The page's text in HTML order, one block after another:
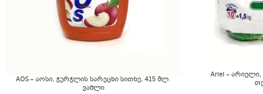
AOS – აოსი, ჭურჭლის სარეცხი სითხე, 415 მლ.
ვაშლი
Ariel – არიელი,